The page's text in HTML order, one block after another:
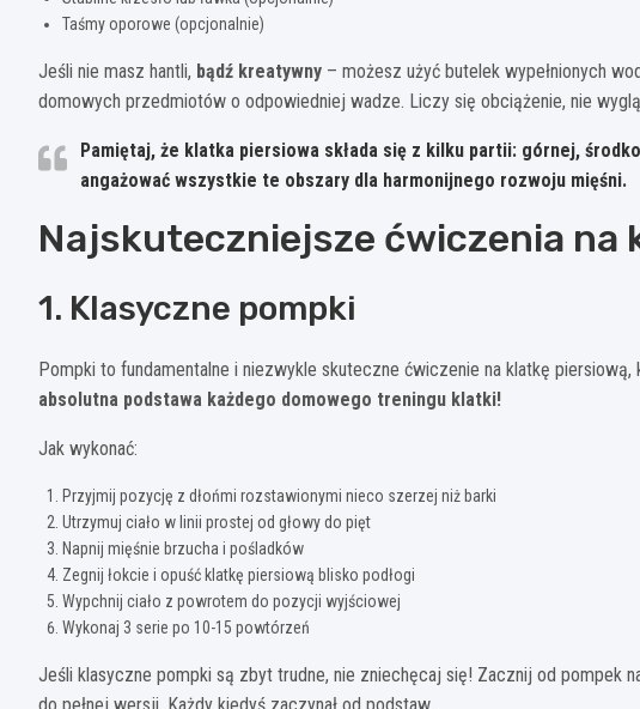
Taśmy oporowe (opcjonalnie)
Jeśli nie masz hantli, bądź kreatywny – możesz użyć butelek wypełnionych
domowych przedmiotów o odpowiedniej wadze. Liczy się obciążenie, nie
Pamiętaj, że klatka piersiowa składa się z kilku partii: górnej,
angażować wszystkie te obszary dla harmonijnego rozwoju mięśni.
Najskuteczniejsze ćwiczenia na
1. Klasyczne pompki
Pompki to fundamentalne i niezwykle skuteczne ćwiczenie na klatkę
absolutna podstawa każdego domowego treningu klatki!
Jak wykonać:
Przyjmij pozycję z dłońmi rozstawionymi nieco szerzej niż barki
Utrzymuj ciało w linii prostej od głowy do pięt
Napnij mięśnie brzucha i pośladków
Zegnij łokcie i opuść klatkę piersiową blisko podłogi
Wypchnij ciało z powrotem do pozycji wyjściowej
Wykonaj 3 serie po 10-15 powtórzeń
Jeśli klasyczne pompki są zbyt trudne, nie zniechęcaj się! Zacznij od pompek